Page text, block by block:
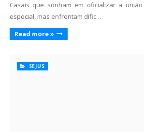
Casais que sonham em oficializar a
especial, mas enfrentam dific…
Read more »
SEJUS